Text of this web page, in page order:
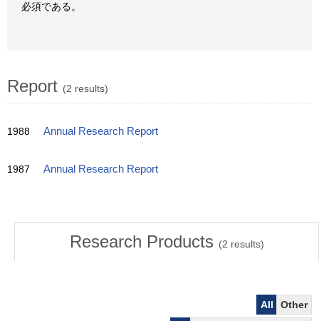
必須である。
Report (2 results)
1988 Annual Research Report
1987 Annual Research Report
Research Products (2 results)
All
Other